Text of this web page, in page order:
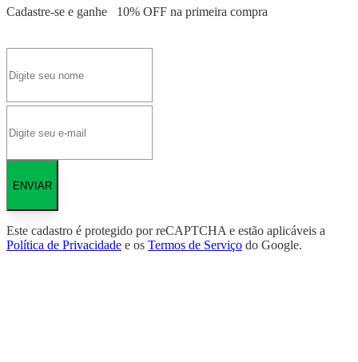
Cadastre-se e ganhe 10% OFF na primeira compra
ENVIAR
Este cadastro é protegido por reCAPTCHA e estão aplicáveis a
Política de Privacidade e os Termos de Serviço do Google.